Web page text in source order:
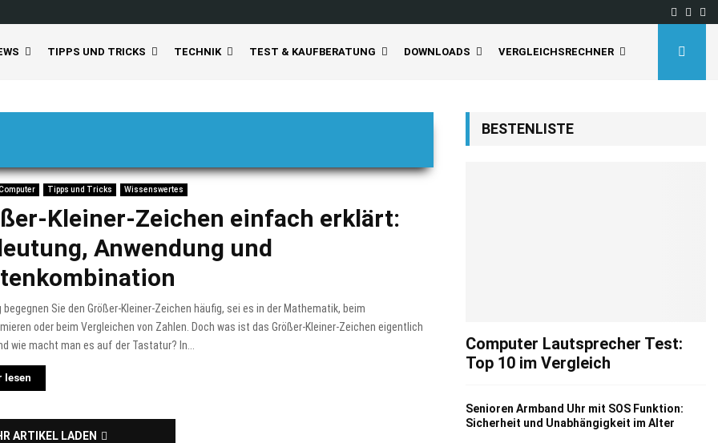
TIPPS UND TRICKS TECHNIK TEST & KAUFBERATUNG DOWNLOADS VERGLEICHSRECHNER
Tipps und Tricks Wissenswertes
Kleiner-Zeichen einfach erklärt:
Anwendung und
begegnen Sie den Größer-Kleiner-Zeichen häufig, sei es in der Mathematik, beim
oder beim Vergleichen von Zahlen. Doch was ist das Größer-Kleiner-Zeichen eigentlich
wie macht man es auf der Tastatur? In...
lesen
ARTIKEL LADEN
BESTENLISTE
Computer Lautsprecher Test:
Top 10 im Vergleich
Senioren Armband Uhr mit SOS Funktion:
Sicherheit und Unabhängigkeit im Alter